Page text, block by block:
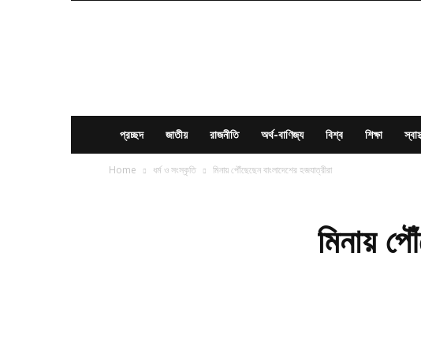
প্রচ্ছদ জাতীয় রাজনীতি অর্থ-বাণিজ্য বিশ্ব শিক্ষা
Home ধর্ম ও সংস্কৃতি মিনায় পৌঁছেছেন বাংলাদেশের হজযাত্রীরা
মিনায়